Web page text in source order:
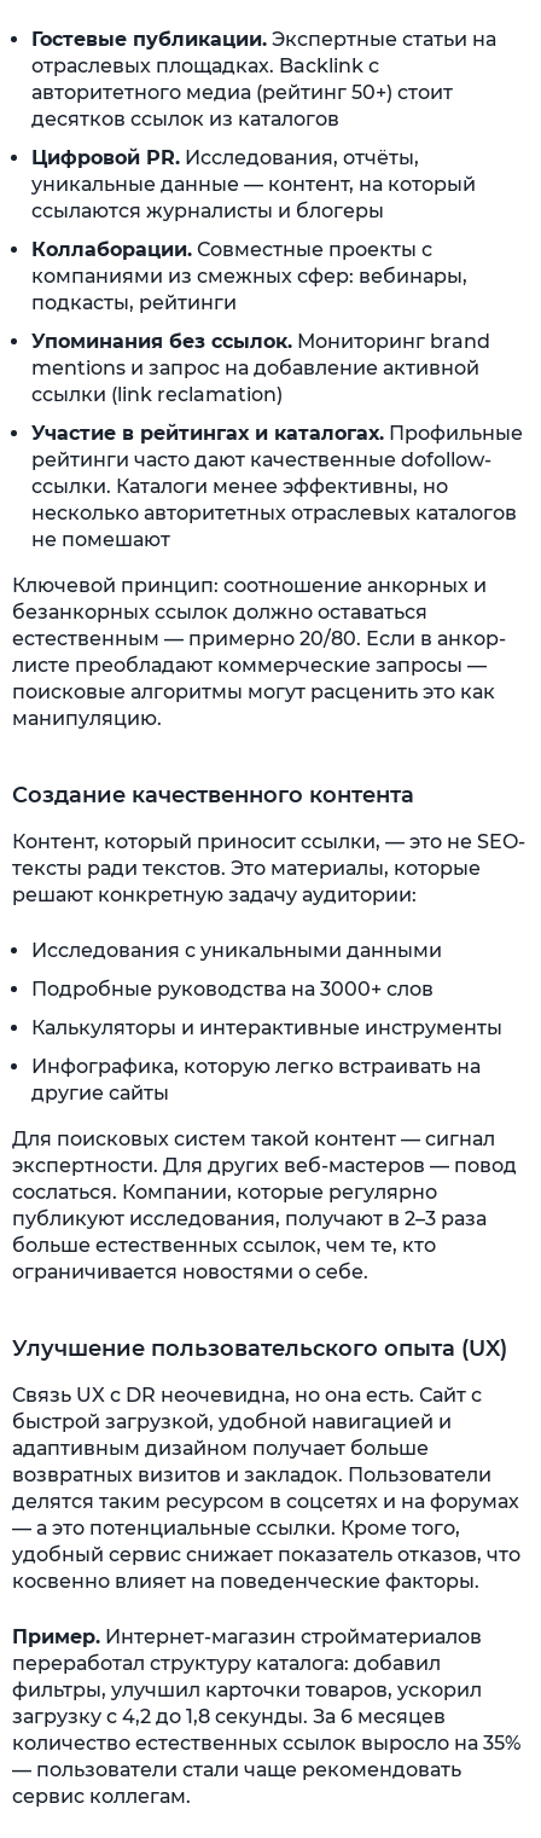
Гостевые публикации. Экспертные статьи на
отраслевых площадках. Backlink с
авторитетного медиа (рейтинг 50+) стоит
десятков ссылок из каталогов
Цифровой PR. Исследования, отчёты,
уникальные данные — контент, на который
ссылаются журналисты и блогеры
Коллаборации. Совместные проекты с
компаниями из смежных сфер: вебинары,
подкасты, рейтинги
Упоминания без ссылок. Мониторинг brand
mentions и запрос на добавление активной
ссылки (link reclamation)
Участие в рейтингах и каталогах. Профильные
рейтинги часто дают качественные dofollow-
ссылки. Каталоги менее эффективны, но
несколько авторитетных отраслевых каталогов
не помешают
Ключевой принцип: соотношение анкорных и
безанкорных ссылок должно оставаться
естественным — примерно 20/80. Если в анкор-
листе преобладают коммерческие запросы —
поисковые алгоритмы могут расценить это как
манипуляцию.
Создание качественного контента
Контент, который приносит ссылки, — это не SEO-
тексты ради текстов. Это материалы, которые
решают конкретную задачу аудитории:
Исследования с уникальными данными
Подробные руководства на 3000+ слов
Калькуляторы и интерактивные инструменты
Инфографика, которую легко встраивать на
другие сайты
Для поисковых систем такой контент — сигнал
экспертности. Для других веб-мастеров — повод
сослаться. Компании, которые регулярно
публикуют исследования, получают в 2–3 раза
больше естественных ссылок, чем те, кто
ограничивается новостями о себе.
Улучшение пользовательского опыта (UX)
Связь UX с DR неочевидна, но она есть. Сайт с
быстрой загрузкой, удобной навигацией и
адаптивным дизайном получает больше
возвратных визитов и закладок. Пользователи
делятся таким ресурсом в соцсетях и на форумах
— а это потенциальные ссылки. Кроме того,
удобный сервис снижает показатель отказов, что
косвенно влияет на поведенческие факторы.
Пример. Интернет-магазин стройматериалов
переработал структуру каталога: добавил
фильтры, улучшил карточки товаров, ускорил
загрузку с 4,2 до 1,8 секунды. За 6 месяцев
количество естественных ссылок выросло на 35%
— пользователи стали чаще рекомендовать
сервис коллегам.